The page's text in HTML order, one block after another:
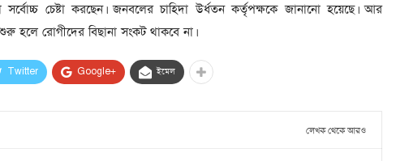
চেষ্টা করছেন। জনবলের চাহিদা উর্ধতন কর্তৃপক্ষকে জানানো হয়েছে। আর
হলে রোগীদের বিছানা সংকট থাকবে না।
Twitter Google+ ইমেল
লেখক থেকে আরও